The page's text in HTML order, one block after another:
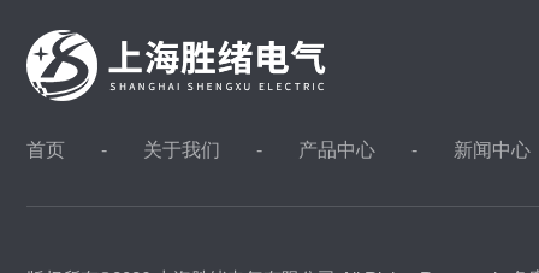
首页 关于我们 产品中心 新闻中心